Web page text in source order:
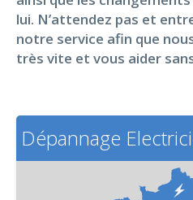
lui. N’attendez pas et
notre service afin que
très vite et vous aider
Dépannage